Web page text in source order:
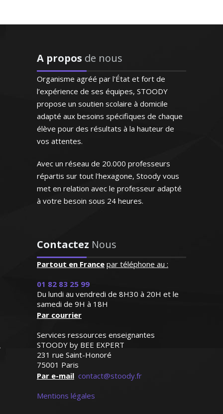
de ma fille et lui a proposé
sont améliorées au fur et à
mesure. De plus elle est
très gentille et je souhaite
la recommander à d'autres
personnes de mon
entourage"
Monsieur J.K (Rennes, élève en
donne de très bons
résultats. Attentive,
patiente et de surcroît très
sympathique, elle a su
s'octroyer la confiance de
notre fille dès le premier
classe de seconde)
année, je donne des cours de physique
chimie à des étudiants jusqu'au niveau
maîtrise sous la forme de tutorat et de
travaux dirigés. De plus, depuis 1998, je
prodigue des cours particuliers de
mathématiques et de physique chimie à
des élèves de tous les niveaux.
Disponible et dotée d'une grande
améliorer leurs résultats
de physique/chimie – Strasbourg
entreprises commerciales, j’enseigne au
sens pédagogique, je m'attache avant
tout à analyser les besoins de l'élèves
Monsieur T. Jean-Yves – Professeur
universitaire de droit - Paris
A propos de nous
Organisme agréé par l'État et fort de
l’expérience de ses équipes, STOODY
propose un soutien scolaire à domicile
adapté aux besoins spécifiques de chaque
élève pour des résultats à la hauteur de
vos attentes.
Avec un réseau de 20.000 professeurs
répartis sur tout l'hexagone, Stoody vous
met en relation avec le professeur adapté
à votre besoin sous 24 heures.
Contactez Nous
Partout en France par téléphone au :
01 82 83 25 99
Du lundi au vendredi de 8H30 à 20H et le
samedi de 9H à 18H
Par courrier
Services ressources enseignantes
STOODY by BEE EXPERT
231 rue Saint-Honoré
75001 Paris
Par e-mail contact@stoody.fr
Mentions légales